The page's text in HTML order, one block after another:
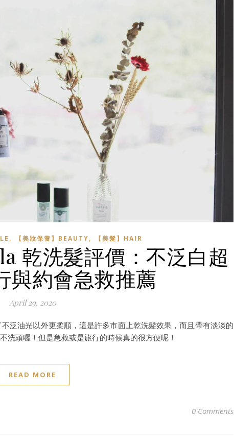
, 【美妝保養】BEAUTY, 【美髮】HAIR
乾洗髮評價：不泛白超
與約會急救推薦
April 29, 2020
泛油光以外更柔順，這是許多市面上乾洗髮效果，而且帶有淡淡的
洗頭喔！但是急救或是旅行的時候真的很方便呢！
READ MORE
0 Comments